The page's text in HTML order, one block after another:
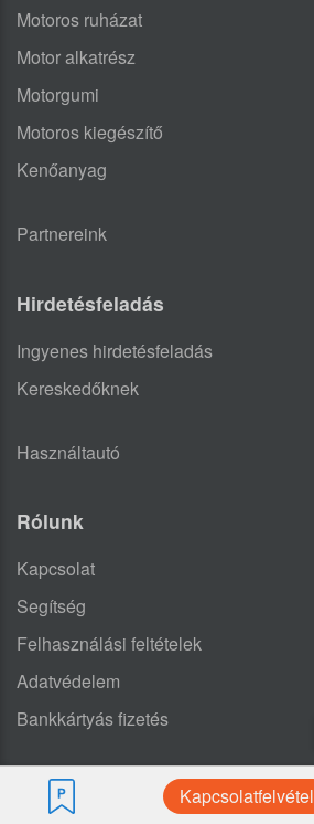
Kapcsolatfelvétel
Motoros ruházat
Motor alkatrész
Motorgumi
Motoros kiegészítő
Kenőanyag
Partnereink
Hirdetésfeladás
Ingyenes hirdetésfeladás
Kereskedőknek
Használtautó
Rólunk
Kapcsolat
Segítség
Felhasználási feltételek
Adatvédelem
Bankkártyás fizetés